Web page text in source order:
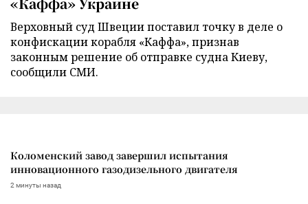
Верховный суд Швеции поставил точку в деле о
конфискации корабля «Каффа», признав
законным решение об отправке судна Киеву,
сообщили СМИ.
Коломенский завод завершил испытания
инновационного газодизельного двигателя
2 минуты назад